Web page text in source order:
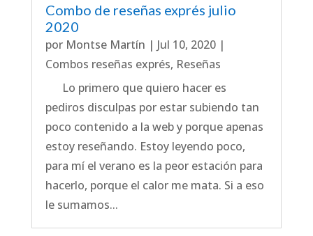
Combo de reseñas exprés julio
2020
por Montse Martín | Jul 10, 2020|
Combos reseñas exprés, Reseñas
Lo primero que quiero hacer es
pediros disculpas por estar subiendo tan
poco contenido a la web y porque apenas
estoy reseñando. Estoy leyendo poco,
para mí el verano es la peor estación para
hacerlo, porque el calor me mata. Si a eso
le sumamos...